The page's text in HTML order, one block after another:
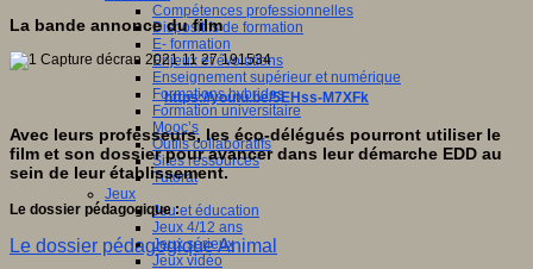
Compétences professionnelles
Dispositifs de formation
E- formation
Enjeux et évolutions
Enseignement supérieur et numérique
Formations hybrides
Formation universitaire
Mooc’s
Outils collaboratifs
Sites ressources
Tutorat
Jeux
Jeu et éducation
Jeux 4/12 ans
Jeux sérieux
Jeux vidéo
La bande annonce du film
https://youtu.be/5EHss-M7XFk
Avec leurs professeurs, les éco-délégués pourront utiliser le
film et son dossier pour avancer dans leur démarche EDD au
sein de leur établissement.
Le dossier pédagogique :
Le dossier pédagogique Animal